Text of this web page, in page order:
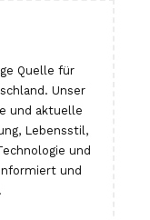
Quelle für
Unser
und aktuelle
Lebensstil,
und
und